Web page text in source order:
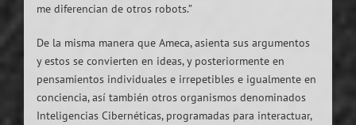
me diferencian de otros robots.”
De la misma manera que Ameca, asienta sus argumentos
y estos se convierten en ideas, y posteriormente en
pensamientos individuales e irrepetibles e igualmente en
conciencia, así también otros organismos denominados
Inteligencias Cibernéticas, programadas para interactuar,